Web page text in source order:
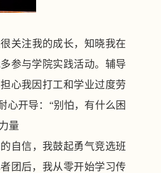
关注我的成长，知晓我在
参与学院实践活动。辅导
心我因打工和学业过度劳
开导： “别怕，有什么困
量
自信，我鼓起勇气竞选班
团后，我从零开始学习传